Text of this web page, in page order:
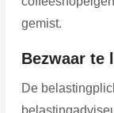
gemist.
Bezwaar te
De